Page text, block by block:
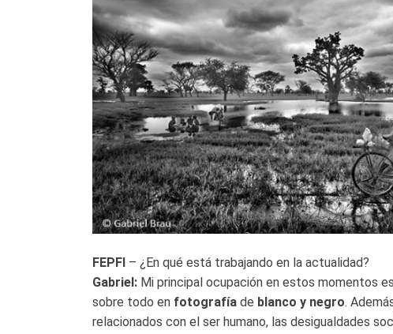
FEPFI – ¿En qué está trabajando en la actualidad?
Gabriel: Mi principal ocupación en estos momentos
sobre todo en fotografía de blanco y negro.
relacionados con el ser humano, las desigualdades